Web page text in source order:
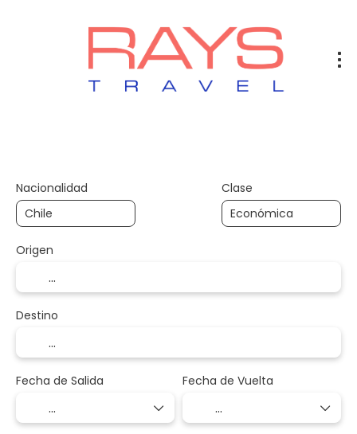
Nacionalidad Clase
Origen
Destino
Fecha de Salida Fecha de Vuelta